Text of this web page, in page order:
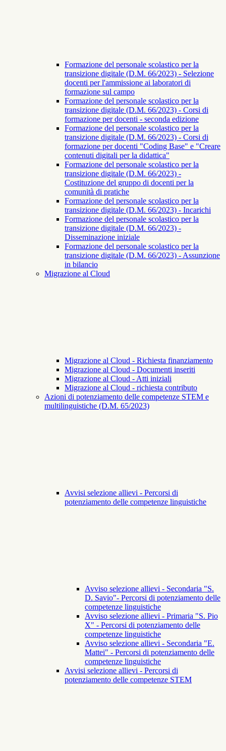
Formazione del personale scolastico per la
transizione digitale (D.M. 66/2023) - Selezione
docenti per l'ammissione ai laboratori di
formazione sul campo
Formazione del personale scolastico per la
transizione digitale (D.M. 66/2023) - Corsi di
formazione per docenti - seconda edizione
Formazione del personale scolastico per la
transizione digitale (D.M. 66/2023) - Corsi di
formazione per docenti "Coding Base" e "Creare
contenuti digitali per la didattica"
Formazione del personale scolastico per la
transizione digitale (D.M. 66/2023) -
Costituzione del gruppo di docenti per la
comunità di pratiche
Formazione del personale scolastico per la
transizione digitale (D.M. 66/2023) - Incarichi
Formazione del personale scolastico per la
transizione digitale (D.M. 66/2023) -
Disseminazione iniziale
Formazione del personale scolastico per la
transizione digitale (D.M. 66/2023) - Assunzione
in bilancio
Migrazione al Cloud
Migrazione al Cloud - Richiesta finanziamento
Migrazione al Cloud - Documenti inseriti
Migrazione al Cloud - Atti iniziali
Migrazione al Cloud - richiesta contributo
Azioni di potenziamento delle competenze STEM e
multilinguistiche (D.M. 65/2023)
Avvisi selezione allievi - Percorsi di
potenziamento delle competenze linguistiche
Avviso selezione allievi - Secondaria "S.
D. Savio"- Percorsi di potenziamento delle
competenze linguistiche
Avviso selezione allievi - Primaria "S. Pio
X" - Percorsi di potenziamento delle
competenze linguistiche
Avviso selezione allievi - Secondaria "E.
Mattei" - Percorsi di potenziamento delle
competenze linguistiche
Avvisi selezione allievi - Percorsi di
potenziamento delle competenze STEM